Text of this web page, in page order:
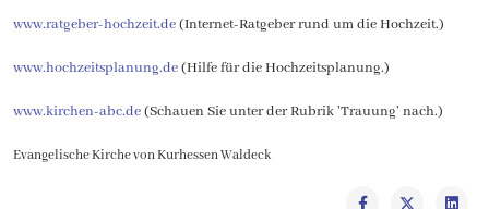
www.ratgeber-hochzeit.de(Internet-Ratgeber rund um die Hochzeit.)
www.hochzeitsplanung.de(Hilfe für die Hochzeitsplanung.)
www.kirchen-abc.de(Schauen Sie unter der Rubrik 'Trauung' nach.)
Evangelische Kirche von Kurhessen Waldeck